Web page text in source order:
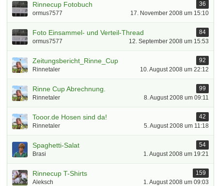
Rinnecup Fotobuch
36
ormus7577
17. November 2008 um 15:10
Foto Einsammel- und Verteil-Thread
84
ormus7577
12. September 2008 um 15:53
Zeitungsbericht_Rinne_Cup
92
Rinnetaler
10. August 2008 um 22:12
Rinne Cup Abrechnung.
99
Rinnetaler
8. August 2008 um 09:11
Tooor.de Hosen sind da!
42
Rinnetaler
5. August 2008 um 11:18
Spaghetti-Salat
54
Brasi
1. August 2008 um 19:21
Rinnecup T-Shirts
159
Aleksch
1. August 2008 um 09:03